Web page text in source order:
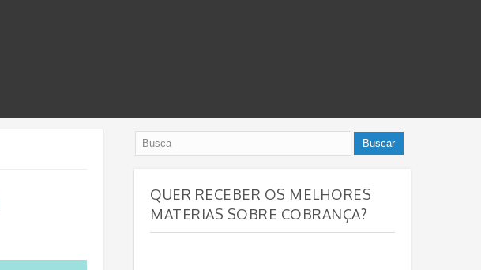
QUER RECEBER OS MELHORES
MATERIAS SOBRE COBRANÇA?